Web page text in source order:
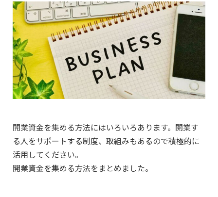
開業資金を集める方法にはいろいろあります。開業す
る人をサポートする制度、取組みもあるので積極的に
活用してください。
開業資金を集める方法をまとめました。